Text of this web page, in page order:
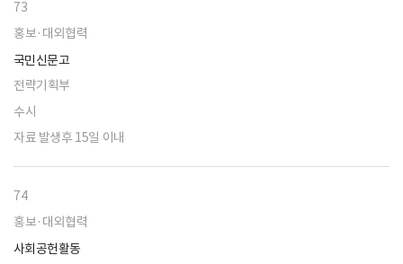
73
홍보·대외협력
국민신문고
전략기획부
수시
자료 발생후 15일 이내
74
홍보·대외협력
사회공헌활동